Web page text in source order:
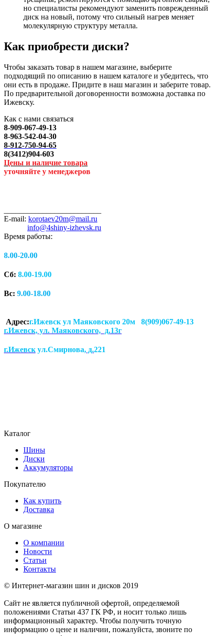
но специалисты рекомендуют заменить поврежденный
диск на новый, потому что сильный нагрев меняет
молекулярную структуру металла.
Как приобрести диски?
Чтобы заказать товар в нашем магазине, выберите
подходящий по описанию в нашем каталоге и убедитесь, что
они есть в продаже. Придите в наш магазин и заберите товар.
По предварительной договоренности возможна доставка по
Ижевску.
Как с нами связаться
8-909-067-49-13
8-963-542-04-30
8-912-750-94-65
8(3412)904-603
Цены и наличие товара
уточняйте у менеджеров
E-mail: korotaev20m@mail.ru
info@4shiny-izhevsk.ru
Время работы:
8.00-20.00
Сб: 8.00-19.00
Вс: 9.00-18.00
Адрес:г.Ижевск ул Маяковского 20м 8(909)067-49-13
г.Ижевск, ул. Маяковского, д.13г
г.Ижевск ул.Смирнова, д.221
Каталог
Шины
Диски
Аккумуляторы
Покупателю
Как купить
Доставка
О магазине
О компании
Новости
Статьи
Контакты
© Интернет-магазин шин и дисков 2019
Сайт не является публичной офертой, определяемой
положениями Статьи 437 ГК РФ, и носит только лишь
информационный характер. Чтобы получить точную
информацию о цене и наличии, пожалуйста, звоните по